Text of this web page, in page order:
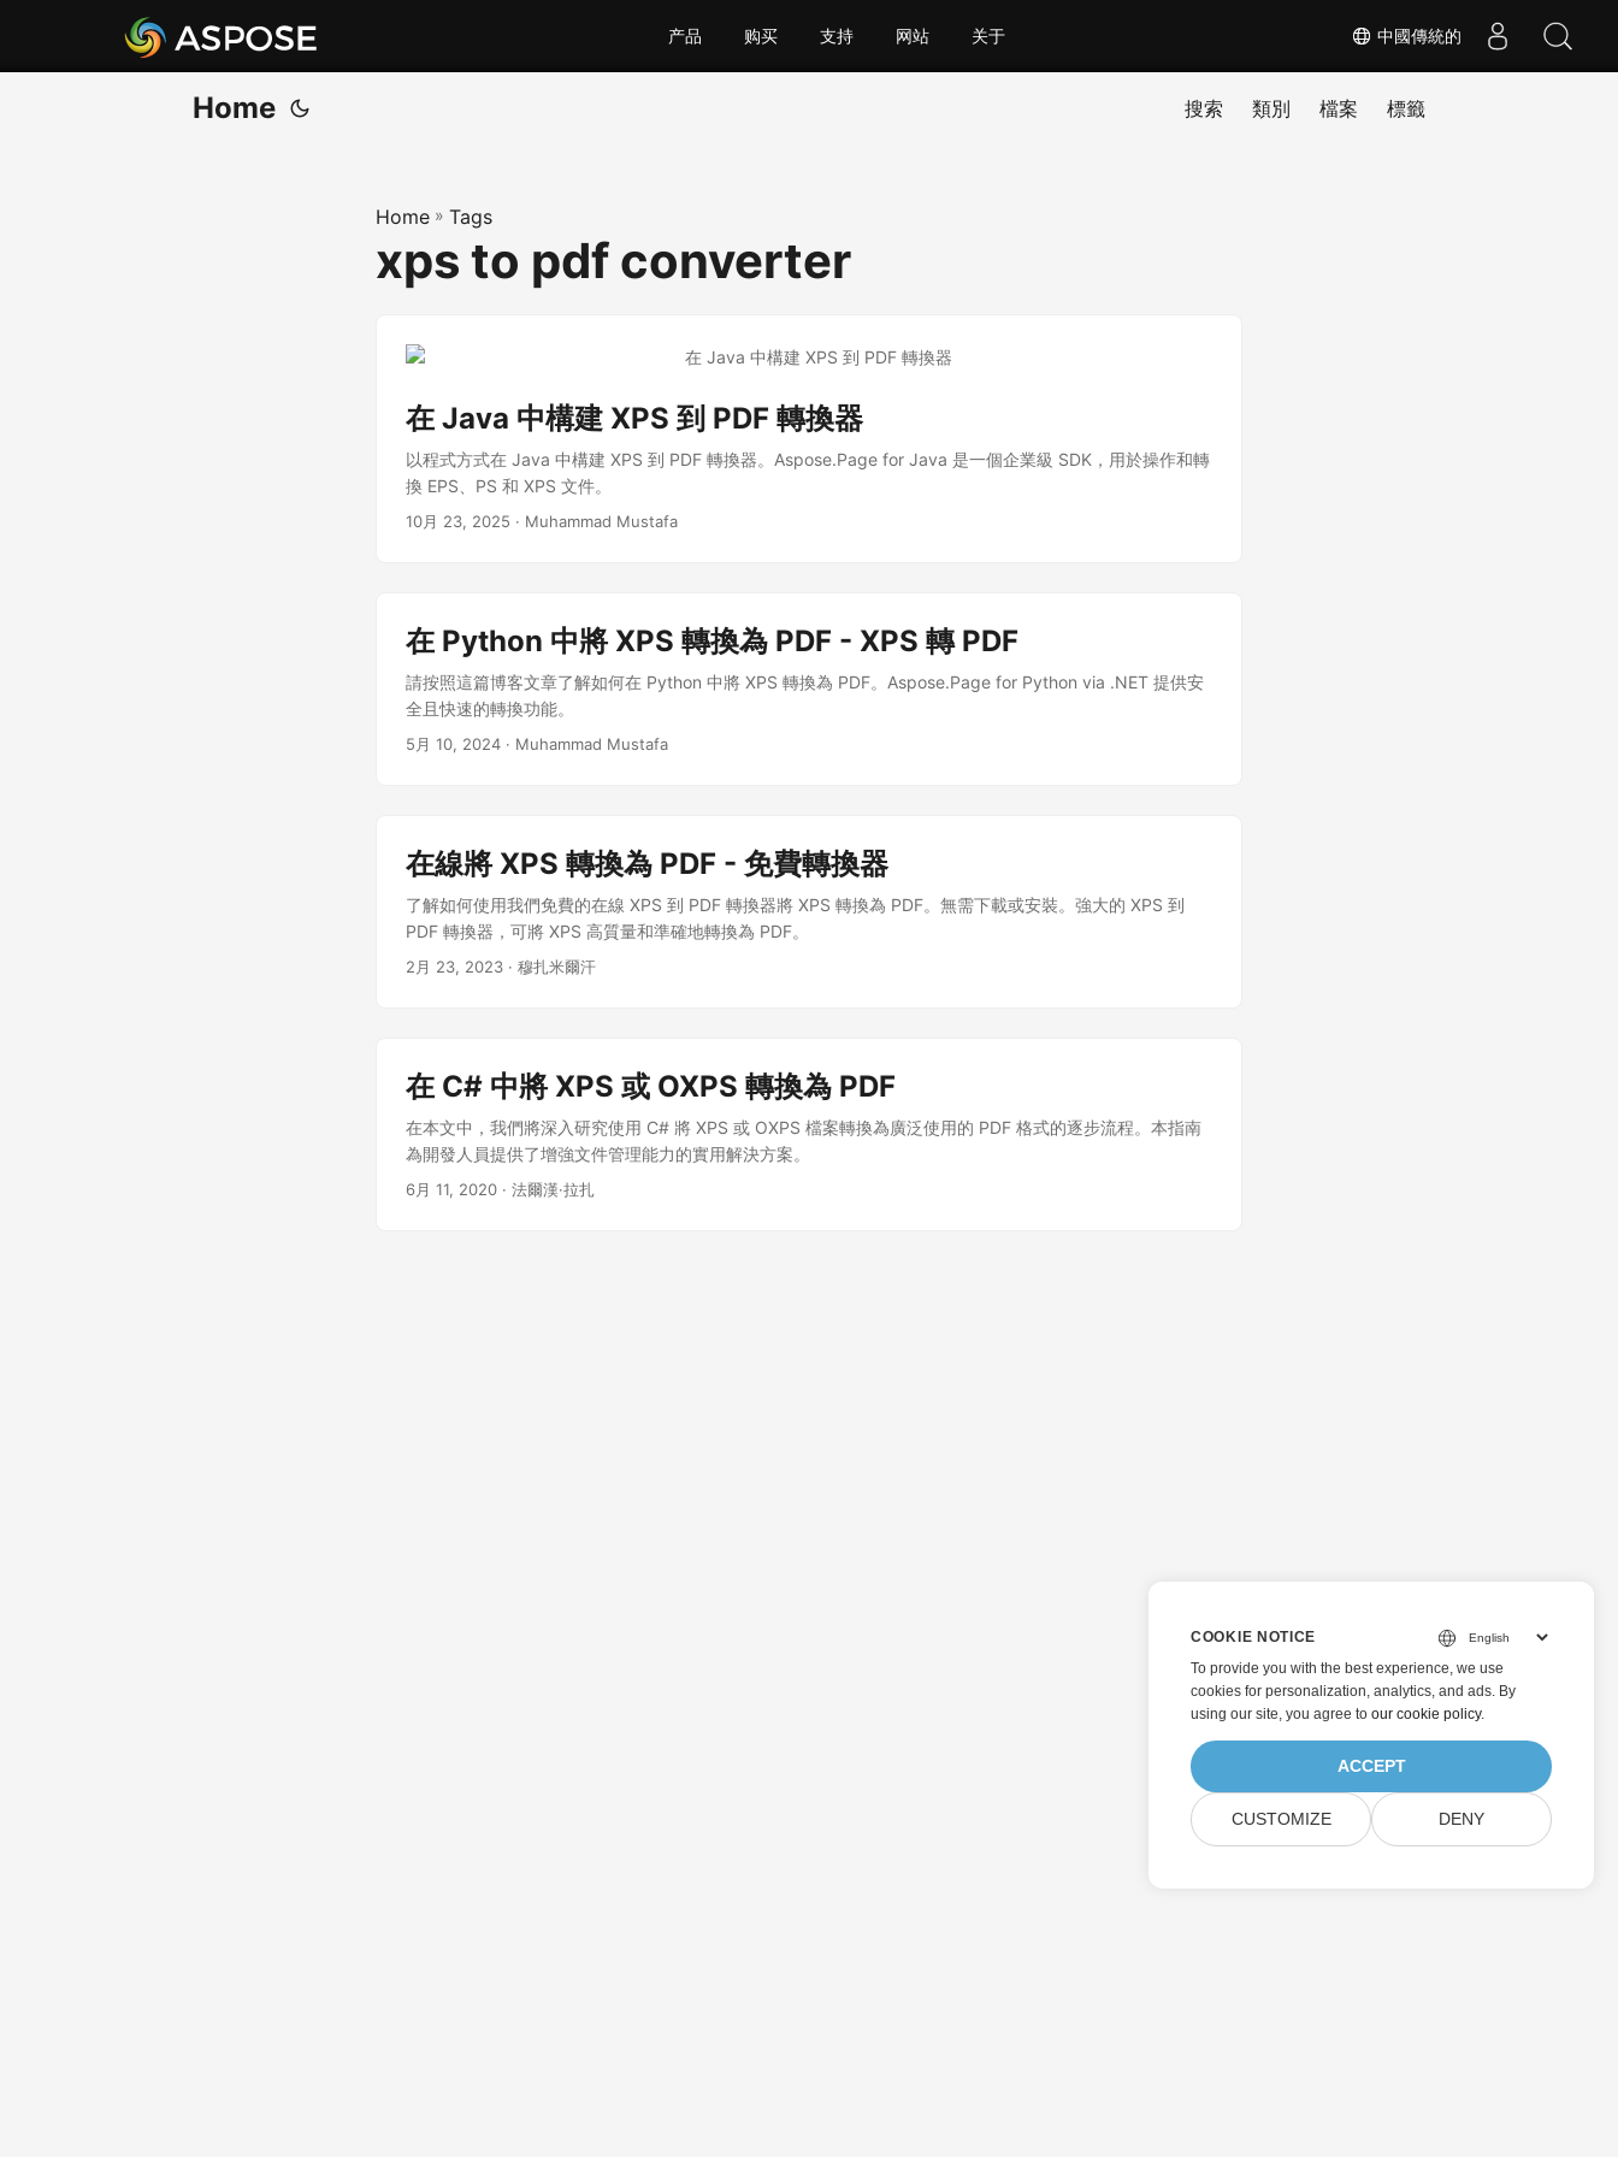
中國傳統的
产品 购买 支持 网站 关于
Home 搜索 類別 檔案 標籤
Home » Tags
xps to pdf converter
在 Java 中構建 XPS 到 PDF 轉換器
以程式方式在 Java 中構建 XPS 到 PDF 轉換器。Aspose.Page for Java 是一個企業級 SDK，用於操作和轉
換 EPS、PS 和 XPS 文件。
10月 23, 2025 · Muhammad Mustafa
在 Python 中將 XPS 轉換為 PDF - XPS 轉 PDF
請按照這篇博客文章了解如何在 Python 中將 XPS 轉換為 PDF。Aspose.Page for Python via .NET 提供安
全且快速的轉換功能。
5月 10, 2024 · Muhammad Mustafa
在線將 XPS 轉換為 PDF - 免費轉換器
了解如何使用我們免費的在線 XPS 到 PDF 轉換器將 XPS 轉換為 PDF。無需下載或安裝。強大的 XPS 到
PDF 轉換器，可將 XPS 高質量和準確地轉換為 PDF。
2月 23, 2023 · 穆扎米爾汗
在 C# 中將 XPS 或 OXPS 轉換為 PDF
在本文中，我們將深入研究使用 C# 將 XPS 或 OXPS 檔案轉換為廣泛使用的 PDF 格式的逐步流程。本指南
為開發人員提供了增強文件管理能力的實用解決方案。
6月 11, 2020 · 法爾漢·拉扎
COOKIE NOTICE
To provide you with the best experience, we use
cookies for personalization, analytics, and ads. By
using our site, you agree to our cookie policy.
ACCEPT
CUSTOMIZE DENY